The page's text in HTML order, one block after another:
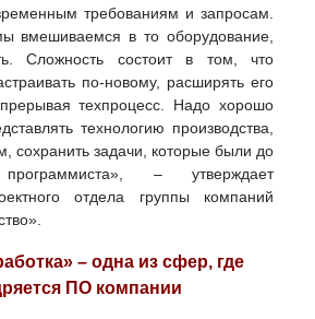
требованиям и запросам.
вмешиваемся в то оборудование,
Сложность состоит в том, что
по-новому, расширять его
техпроцесс. Надо хорошо
технологию производства,
сохранить задачи, которые были до
программиста», – утверждает
отдела группы компаний
– одна из сфер, где
ПО компании